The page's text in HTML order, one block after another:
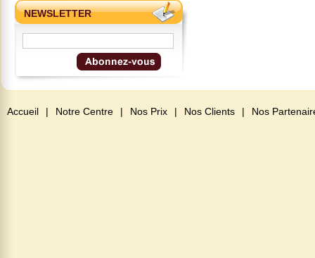
NEWSLETTER
Accueil | Notre Centre | Nos Prix | Nos Clients | Nos